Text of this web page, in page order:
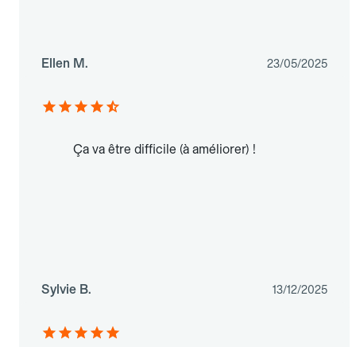
Ellen M. 23/05/2025
Ça va être difficile (à améliorer) !
Sylvie B. 13/12/2025